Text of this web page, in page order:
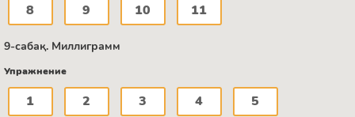
8 9 10 11
9-сабақ. Миллиграмм
Упражнение
1 2 3 4 5